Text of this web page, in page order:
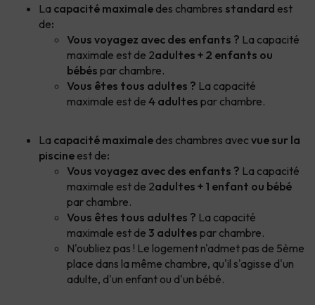
La capacité maximale des chambres standard est
de:
Vous voyagez avec des enfants ? La capacité
maximale est de 2adultes + 2 enfants ou
bébés par chambre.
Vous êtes tous adultes ? La capacité
maximale est de 4 adultes par chambre.
La capacité maximale des chambres avec vue sur la
piscine est de:
Vous voyagez avec des enfants ? La capacité
maximale est de 2adultes + 1 enfant ou bébé
par chambre.
Vous êtes tous adultes ? La capacité
maximale est de 3 adultes par chambre.
N'oubliez pas ! Le logement n'admet pas de 5ème
place dans la même chambre, qu'il s'agisse d'un
adulte, d'un enfant ou d'un bébé.